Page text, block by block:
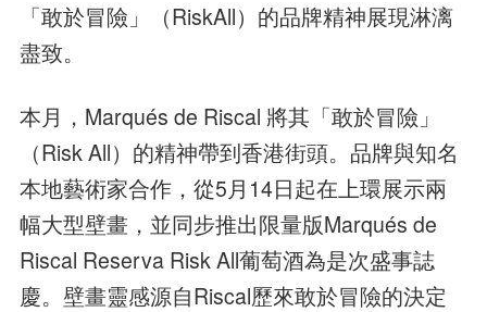
「敢於冒險」（RiskAll）的品牌精神展現淋漓
盡致。
本月，Marqués de Riscal 將其「敢於冒險」
（Risk All）的精神帶到香港街頭。品牌與知名
本地藝術家合作，從5月14日起在上環展示兩
幅大型壁畫，並同步推出限量版Marqués de
Riscal Reserva Risk All葡萄酒為是次盛事誌
慶。壁畫靈感源自Riscal歷來敢於冒險的決定